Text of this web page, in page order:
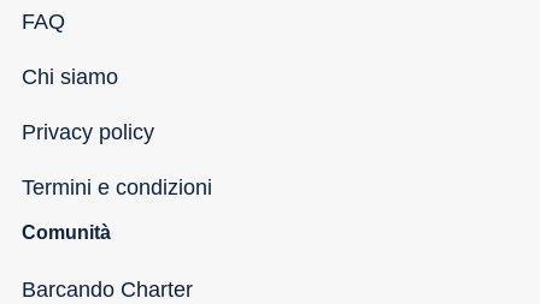
FAQ
Chi siamo
Privacy policy
Termini e condizioni
Comunità
Barcando Charter